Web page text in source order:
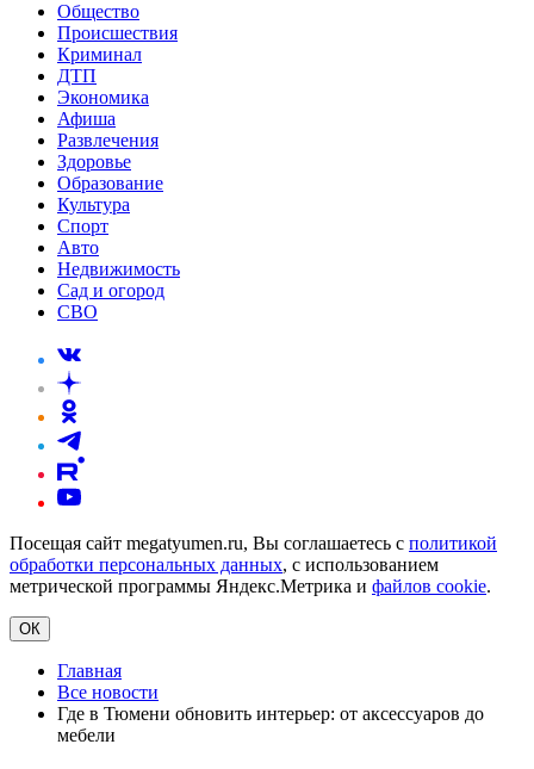
Общество
Происшествия
Криминал
ДТП
Экономика
Афиша
Развлечения
Здоровье
Образование
Культура
Спорт
Авто
Недвижимость
Сад и огород
СВО
Посещая сайт megatyumen.ru, Вы соглашаетесь с политикой
обработки персональных данных, с использованием
метрической программы Яндекс.Метрика и файлов cookie.
ОК
Главная
Все новости
Где в Тюмени обновить интерьер: от аксессуаров до
мебели